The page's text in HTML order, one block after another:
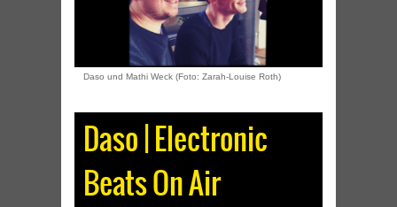
Daso und Mathi Weck (Foto: Zarah-Louise Roth)
Daso | Electronic
Beats On Air